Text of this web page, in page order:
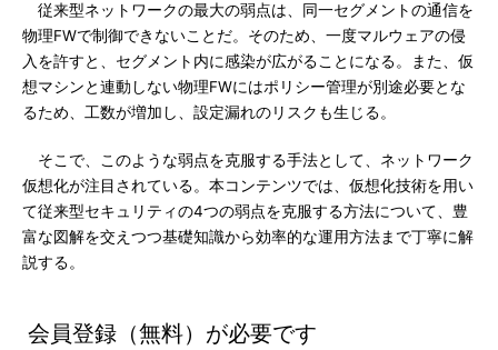
従来型ネットワークの最大の弱点は、同一セグメントの通信を
物理FWで制御できないことだ。そのため、一度マルウェアの侵
入を許すと、セグメント内に感染が広がることになる。また、仮
想マシンと連動しない物理FWにはポリシー管理が別途必要とな
るため、工数が増加し、設定漏れのリスクも生じる。
そこで、このような弱点を克服する手法として、ネットワーク
仮想化が注目されている。本コンテンツでは、仮想化技術を用い
て従来型セキュリティの4つの弱点を克服する方法について、豊
富な図解を交えつつ基礎知識から効率的な運用方法まで丁寧に解
説する。
会員登録（無料）が必要です